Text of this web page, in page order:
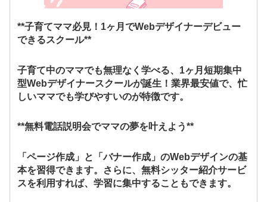
**子育てママ必見！1ヶ月でWebデザイナーデビュー
できるスクール**
子育て中のママでも無理なく学べる、1ヶ月短期集中
型Webデザイナースクールが誕生！業界最安値で、忙
しいママでも学びやすいのが特徴です。
**無料電話説明会でママの夢を叶えよう**
「ページ作成」と「バナー作成」のWebデザインの基
本を習得できます。さらに、無料シッター紹介サービ
スを利用すれば、学習に集中することもできます。